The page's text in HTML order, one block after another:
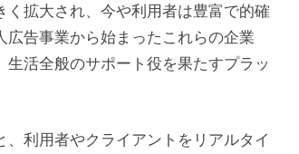
拡大され、今や利用者は豊富で的確
告事業から始まったこれらの企業
活全般のサポート役を果たすプラッ
利用者やクライアントをリアルタイ